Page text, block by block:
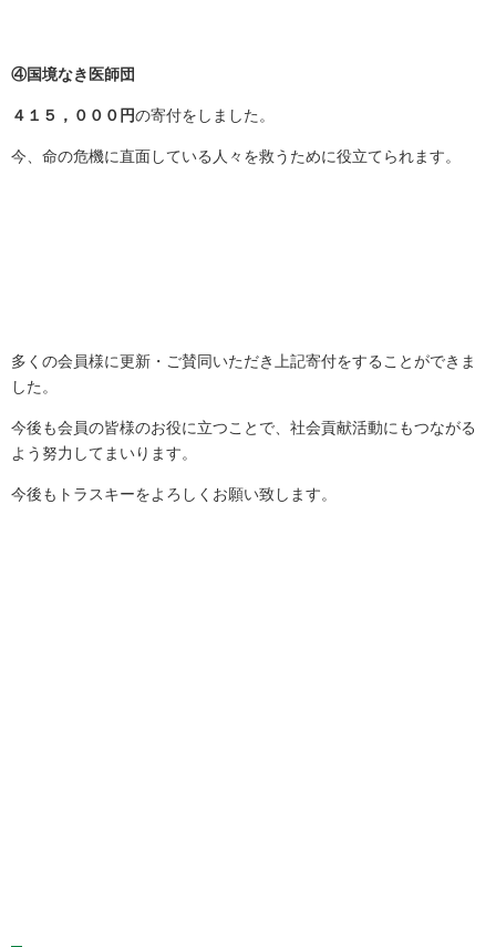
④国境なき医師団
４１５，０００円の寄付をしました。
今、命の危機に直面している人々を救うために役立てられます。
多くの会員様に更新・ご賛同いただき上記寄付をすることができま
した。
今後も会員の皆様のお役に立つことで、社会貢献活動にもつながる
よう努力してまいります。
今後もトラスキーをよろしくお願い致します。